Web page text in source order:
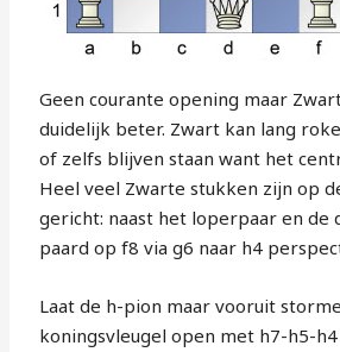
Geen courante opening maar
duidelijk beter. Zwart kan lang
of zelfs blijven staan want het
Heel veel Zwarte stukken zijn op
gericht: naast het loperpaar en de
paard op f8 via g6 naar h4
Laat de h-pion maar vooruit
koningsvleugel open met h7-h5-